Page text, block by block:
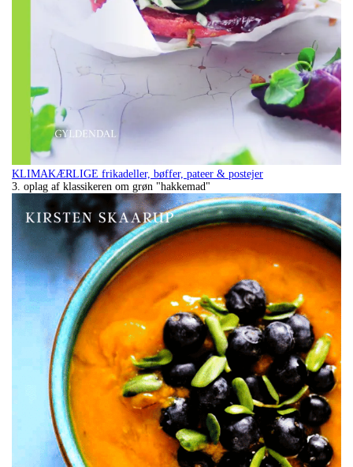
KLIMAKÆRLIGE frikadeller, bøffer, pateer & postejer
3. oplag af klassikeren om grøn "hakkemad"